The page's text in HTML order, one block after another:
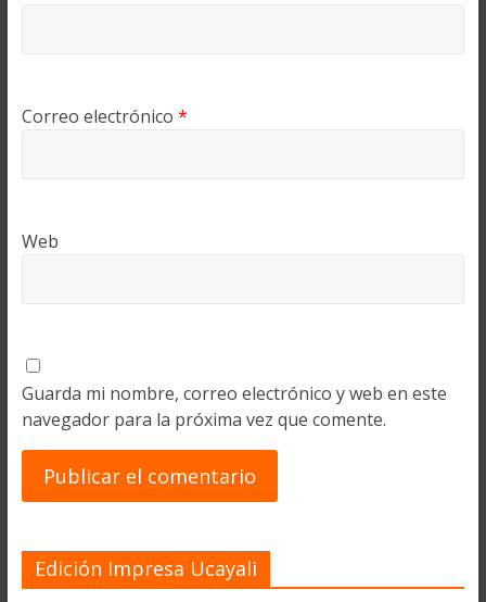
Correo electrónico *
Web
Guarda mi nombre, correo electrónico y web en este
navegador para la próxima vez que comente.
Edición Impresa Ucayali